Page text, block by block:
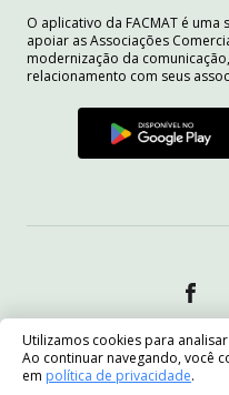
Utilizamos cookies para
Ao continuar navegando, você
em política de privacidade.
O aplicativo da FACMAT é
apoiar as Associações
modernização da
relacionamento com seus